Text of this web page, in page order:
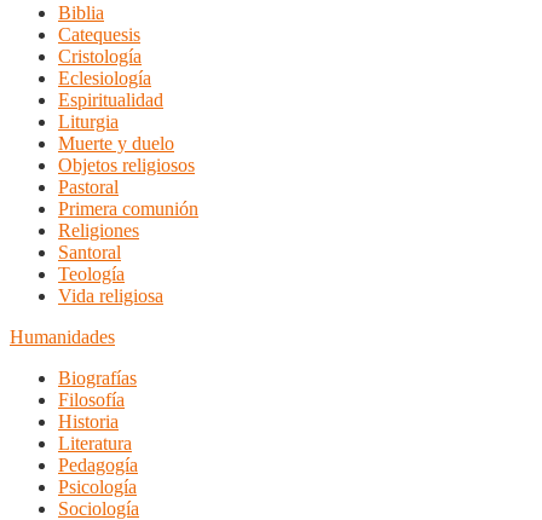
Biblia
Catequesis
Cristología
Eclesiología
Espiritualidad
Liturgia
Muerte y duelo
Objetos religiosos
Pastoral
Primera comunión
Religiones
Santoral
Teología
Vida religiosa
Humanidades
Biografías
Filosofía
Historia
Literatura
Pedagogía
Psicología
Sociología